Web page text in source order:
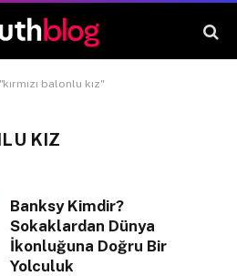
balonlu kız"
KIZ
Banksy Kimdir?
Sokaklardan Dünya
İkonluğuna Doğru Bir
Yolculuk